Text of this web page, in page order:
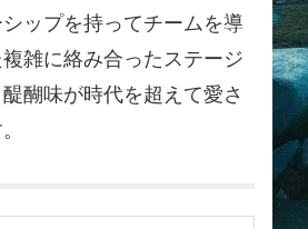
ップを持ってチームを導
雑に絡み合ったステージ
醐味が時代を超えて愛さ